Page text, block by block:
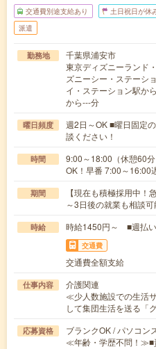
交通費別途支給あり 土日祝日が休
派遣
勤務地
千葉県浦安市
東京ディズニーランド
ズニーシー・ステーシ
イ・ステーション駅か
から---分
曜日頻度
週2日～OK ■曜日固定
談ください！
時間
9:00～18:00（休憩60
OK！早番 7:00～16:00
期間
【現在も積極採用中
～3日後の就業も相談可
時給 時給1450円～ ■週払
交通費
交通費全額支給
仕事内容
介護関連
≪少人数施設での生活
して集団生活を送る「
応募資格
ブランクOK / パソコン
≪年齢・学歴不問！≫■